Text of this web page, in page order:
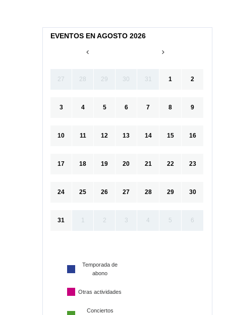
EVENTOS EN AGOSTO 2026
27 28 29 30 31 1 2
3 4 5 6 7 8 9
10 11 12 13 14 15 16
17 18 19 20 21 22 23
24 25 26 27 28 29 30
31 1 2 3 4 5 6
Temporada de
abono
Otras actividades
Conciertos